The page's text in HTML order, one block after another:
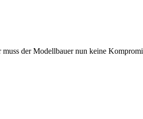
der Modellbauer nun keine